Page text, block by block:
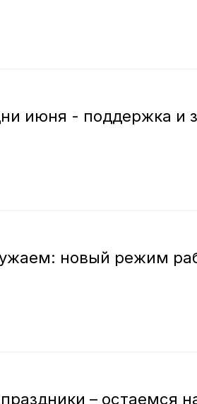
июня - поддержка и
новый режим
– остаемся